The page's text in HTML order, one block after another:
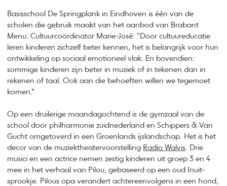
Basisschool De Springplank in Eindhoven is één van de
scholen die gebruik maakt van het aanbod van Brabant
Menu. Cultuurcoördinator Marie-José: “Door cultuureducatie
leren kinderen zichzelf beter kennen, het is belangrijk voor hun
ontwikkeling op sociaal emotioneel vlak. En bovendien:
sommige kinderen zijn beter in muziek of in tekenen dan in
rekenen of taal. Ook aan die behoeften willen we tegemoet
komen.”
Op een druilerige maandagochtend is de gymzaal van de
school door philharmonie zuidnederland en Schippers & Van
Gucht omgetoverd in een Groenlands ijslandschap. Het is het
decor van de muziektheatervoorstelling Radio Walvis. Drie
musici en een actrice nemen zestig kinderen uit groep 3 en 4
mee in het verhaal van Pilou, gebaseerd op een oud Inuit-
sprookje. Pilous opa verandert achtereenvolgens in een hond,